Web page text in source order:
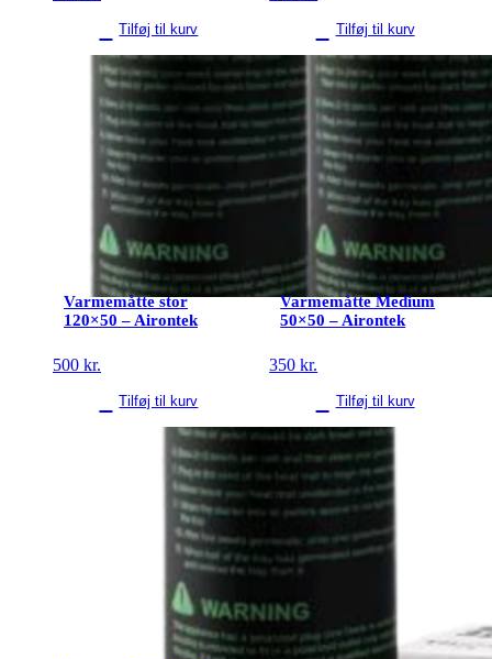
Tilføj til kurv Tilføj til kurv
Varmemåtte stor
120×50 – Airontek
500 kr.
Tilføj til kurv
Varmemåtte Medium
50×50 – Airontek
350kr.
Tilføj til kurv